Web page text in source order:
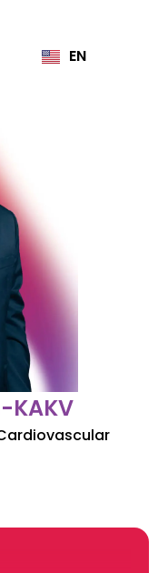
EN
ID
KAKV